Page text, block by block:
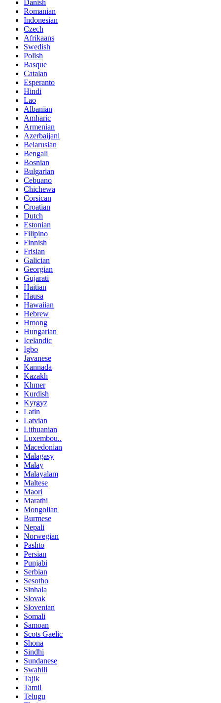
Danish
Romanian
Indonesian
Czech
Afrikaans
Swedish
Polish
Basque
Catalan
Esperanto
Hindi
Lao
Albanian
Amharic
Armenian
Azerbaijani
Belarusian
Bengali
Bosnian
Bulgarian
Cebuano
Chichewa
Corsican
Croatian
Dutch
Estonian
Filipino
Finnish
Frisian
Galician
Georgian
Gujarati
Haitian
Hausa
Hawaiian
Hebrew
Hmong
Hungarian
Icelandic
Igbo
Javanese
Kannada
Kazakh
Khmer
Kurdish
Kyrgyz
Latin
Latvian
Lithuanian
Luxembou..
Macedonian
Malagasy
Malay
Malayalam
Maltese
Maori
Marathi
Mongolian
Burmese
Nepali
Norwegian
Pashto
Persian
Punjabi
Serbian
Sesotho
Sinhala
Slovak
Slovenian
Somali
Samoan
Scots Gaelic
Shona
Sindhi
Sundanese
Swahili
Tajik
Tamil
Telugu